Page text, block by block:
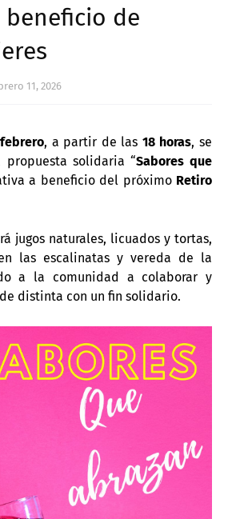
de
11, 2026
, a partir de las 18 horas, se
solidaria “Sabores que
a beneficio del próximo Retiro
jugos naturales, licuados y tortas,
las escalinatas y vereda de la
a la comunidad a colaborar y
distinta con un fin solidario.